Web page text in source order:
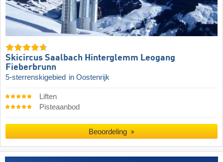
Skicircus Saalbach Hinterglemm Leogang
Fieberbrunn
5-sterrenskigebied in Oostenrijk
Liften
Pisteaanbod
Beoordeling